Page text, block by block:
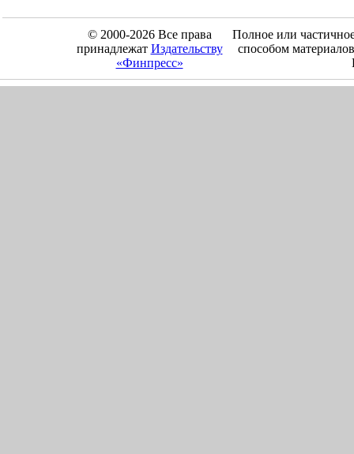
© 2000-2026 Все права
принадлежат Издательству
«Финпресс»
Полное или
способом